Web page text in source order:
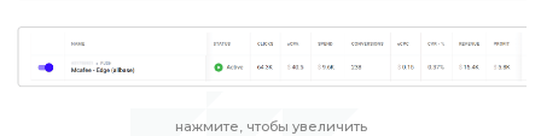
нажмите, чтобы увеличить